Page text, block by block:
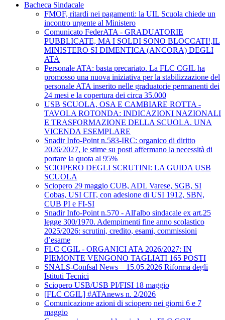
Bacheca Sindacale
FMOF, ritardi nei pagamenti: la UIL Scuola chiede un
incontro urgente al Ministero
Comunicato FederATA - GRADUATORIE
PUBBLICATE, MA I SOLDI SONO BLOCCATI!,IL
MINISTERO SI DIMENTICA (ANCORA) DEGLI
ATA
Personale ATA: basta precariato. La FLC CGIL ha
promosso una nuova iniziativa per la stabilizzazione del
personale ATA inserito nelle graduatorie permanenti dei
24 mesi e la copertura dei circa 35.000
USB SCUOLA, OSA E CAMBIARE ROTTA -
TAVOLA ROTONDA: INDICAZIONI NAZIONALI
E TRASFORMAZIONE DELLA SCUOLA. UNA
VICENDA ESEMPLARE
Snadir Info-Point n.583-IRC: organico di diritto
2026/2027, le stime su posti affermano la necessità di
portare la quota al 95%
SCIOPERO DEGLI SCRUTINI: LA GUIDA USB
SCUOLA
Sciopero 29 maggio CUB, ADL Varese, SGB, SI
Cobas, USI CIT, con adesione di USI 1912, SBN,
CUB PI e FI-SI
Snadir Info-Point n.570 - All'albo sindacale ex art.25
legge 300/1970. Adempimenti fine anno scolastico
2025/2026: scrutini, credito, esami, commissioni
d’esame
FLC CGIL - ORGANICI ATA 2026/2027: IN
PIEMONTE VENGONO TAGLIATI 165 POSTI
SNALS-Confsal News – 15.05.2026 Riforma degli
Istituti Tecnici
Sciopero USB/USB PI/FISI 18 maggio
[FLC CGIL] #ATAnews n. 2/2026
Comunicazione azioni di sciopero nei giorni 6 e 7
maggio